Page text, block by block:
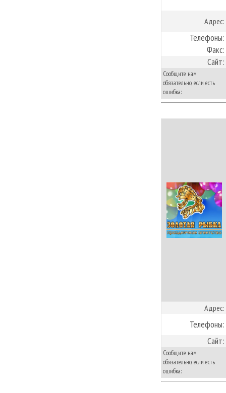
Адрес:
Телефоны:
Факс:
Сайт:
Сообщите нам
обязательно, если есть
ошибка:
Адрес:
Телефоны:
Сайт:
Сообщите нам
обязательно, если есть
ошибка: